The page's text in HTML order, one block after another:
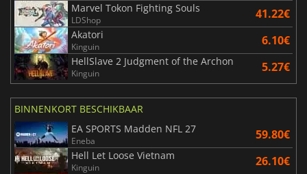
Marvel Tokon Fighting Souls
LDShop 41.22€
Akatori
Kinguin 6.10€
HellSlave 2 Judgment of the Archon
Kinguin 5.27€
BINNENKORT BESCHIKBAAR
EA SPORTS Madden NFL 27
Eneba 59.80€
Hell Let Loose Vietnam
Kinguin 26.10€